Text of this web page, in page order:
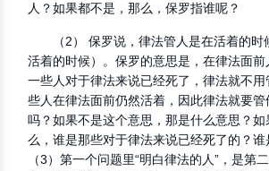
人？如果都不是，那么，保罗指谁呢？
（2） 保罗说，律法管人是在活着的
活着的时候）。保罗的意思是，在律法面前
一些人对于律法来说已经死了，律法就不
些人在律法面前仍然活着，因此律法就要
吗？如果不是这个意思，那是什么意思？
么，谁是那些对于律法来说已经死了的？谁
（3）第一个问题里“明白律法的人”，是第